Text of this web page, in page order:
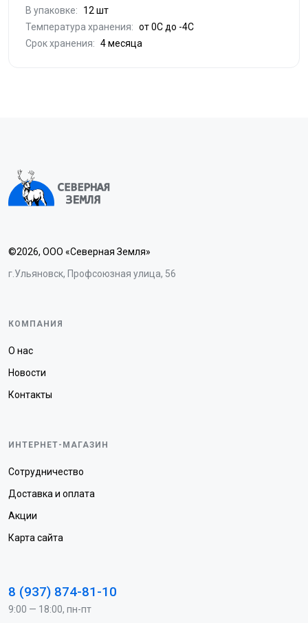
В упаковке:
12 шт
Температура хранения: от 0С до -4С
Срок хранения: 4 месяца
©2026, ООО «Северная Земля»
г.Ульяновск, Профсоюзная улица, 56
КОМПАНИЯ
О нас
Новости
Контакты
ИНТЕРНЕТ-МАГАЗИН
Сотрудничество
Доставка и оплата
Акции
Карта сайта
8 (937) 874-81-10
9:00 — 18:00, пн-пт